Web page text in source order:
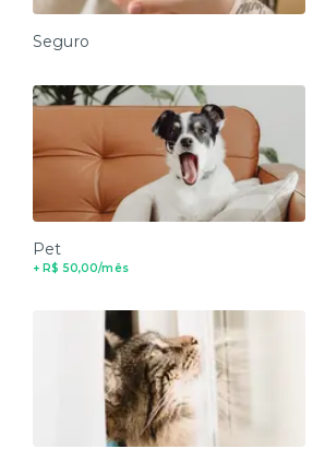
Seguro
Pet
+ R$ 50,00/mês